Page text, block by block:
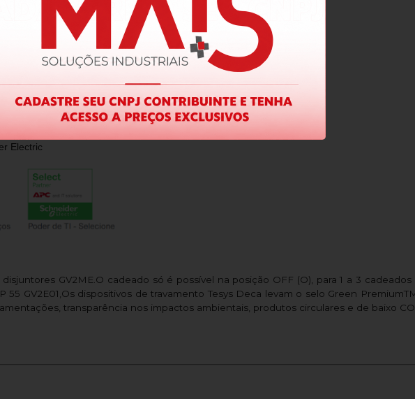
Electric
GV2ME.O cadeado só é possível na posição OFF (O), para 1 a 3
GV2E01,Os dispositivos de travamento Tesys Deca levam o selo Green
transparência nos impactos ambientais, produtos circulares e de baixo